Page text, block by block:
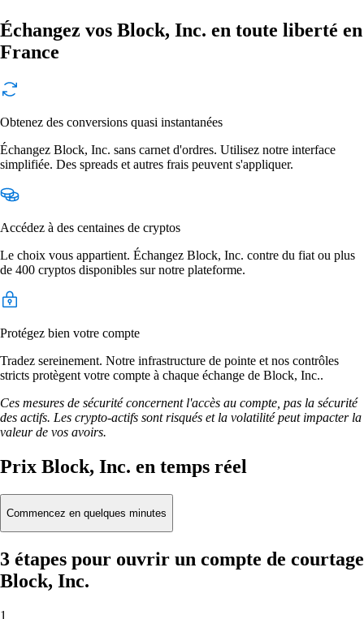
Échangez vos Block, Inc. en toute liberté en
France
Obtenez des conversions quasi instantanées
Échangez Block, Inc. sans carnet d'ordres. Utilisez notre interface
simplifiée. Des spreads et autres frais peuvent s'appliquer.
Accédez à des centaines de cryptos
Le choix vous appartient. Échangez Block, Inc. contre du fiat ou plus
de 400 cryptos disponibles sur notre plateforme.
Protégez bien votre compte
Tradez sereinement. Notre infrastructure de pointe et nos contrôles
stricts protègent votre compte à chaque échange de Block, Inc..
Ces mesures de sécurité concernent l'accès au compte, pas la sécurité
des actifs. Les crypto-actifs sont risqués et la volatilité peut impacter la
valeur de vos avoirs.
Prix Block, Inc. en temps réel
Commencez en quelques minutes
3 étapes pour ouvrir un compte de courtage
Block, Inc.
1